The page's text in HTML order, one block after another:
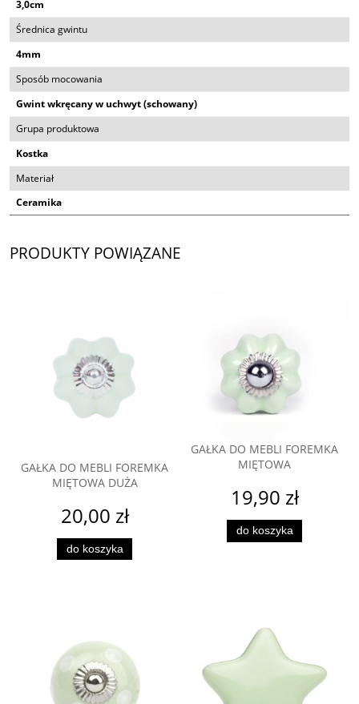
3,0cm
Średnica gwintu
4mm
Sposób mocowania
Gwint wkręcany w uchwyt (schowany)
Grupa produktowa
Kostka
Materiał
Ceramika
PRODUKTY POWIĄZANE
GAŁKA DO MEBLI FOREMKA
MIĘTOWA DUŻA
20,00 zł
do koszyka
GAŁKA DO MEBLI FOREMKA
MIĘTOWA
19,90 zł
do koszyka